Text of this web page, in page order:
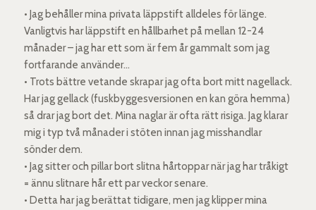
• Jag behåller mina privata läppstift alldeles för länge.
Vanligtvis har läppstift en hållbarhet på mellan 12-24
månader – jag har ett som är fem år gammalt som jag
fortfarande använder…
• Trots bättre vetande skrapar jag ofta bort mitt nagellack.
Har jag gellack (fuskbyggesversionen en kan göra hemma)
så drar jag bort det. Mina naglar är ofta rätt risiga. Jag klarar
mig i typ två månader i stöten innan jag misshandlar
sönder dem.
• Jag sitter och pillar bort slitna hårtoppar när jag har tråkigt
= ännu slitnare hår ett par veckor senare.
• Detta har jag berättat tidigare, men jag klipper mina